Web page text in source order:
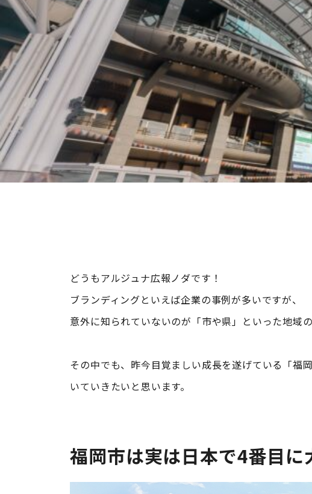
どうもアルジュナ広報ノダです！
ブランディングといえば企業の事例が多いですが、
意外に知られていないのが「市や県」といった地域
その中でも、昨今目覚ましい成長を遂げている「福
いていきたいと思います。
福岡市は実は日本で4番目に